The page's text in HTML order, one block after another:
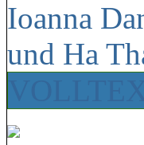
Ioanna
und Ha